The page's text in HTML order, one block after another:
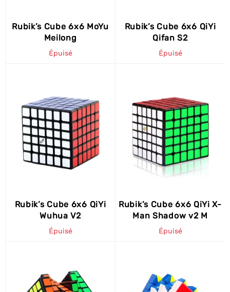
Rubik’s Cube 6x6 MoYu
Meilong
Épuisé
Rubik’s Cube 6x6 QiYi
Qifan S2
Épuisé
Rubik’s Cube 6x6 QiYi
Wuhua V2
Épuisé
Rubik’s Cube 6x6 QiYi X-
Man Shadow v2 M
Épuisé